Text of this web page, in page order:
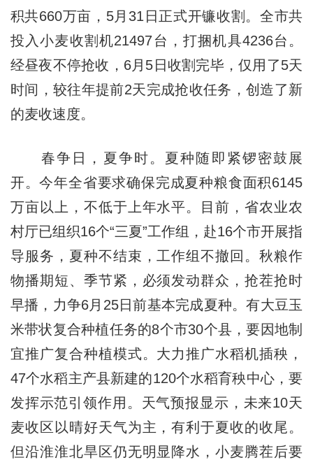
积共660万亩，5月31日正式开镰收割。全市共
投入小麦收割机21497台，打捆机具4236台。
经昼夜不停抢收，6月5日收割完毕，仅用了5天
时间，较往年提前2天完成抢收任务，创造了新
的麦收速度。
春争日，夏争时。夏种随即紧锣密鼓展
开。今年全省要求确保完成夏种粮食面积6145
万亩以上，不低于上年水平。目前，省农业农
村厅已组织16个“三夏”工作组，赴16个市开展指
导服务，夏种不结束，工作组不撤回。秋粮作
物播期短、季节紧，必须发动群众，抢茬抢时
早播，力争6月25日前基本完成夏种。有大豆玉
米带状复合种植任务的8个市30个县，要因地制
宜推广复合种植模式。大力推广水稻机插秧，
47个水稻主产县新建的120个水稻育秧中心，要
发挥示范引领作用。天气预报显示，未来10天
麦收区以晴好天气为主，有利于夏收的收尾。
但沿淮淮北旱区仍无明显降水，小麦腾茬后要